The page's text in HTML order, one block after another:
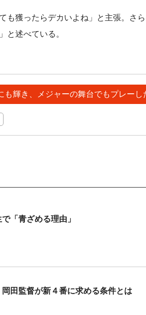
獲ったらデカいよね」と主張。さ
と述べている。
輝き、メジャーの舞台でもプレーし
「青ざめる理由」
田監督が新４番に求める条件とは